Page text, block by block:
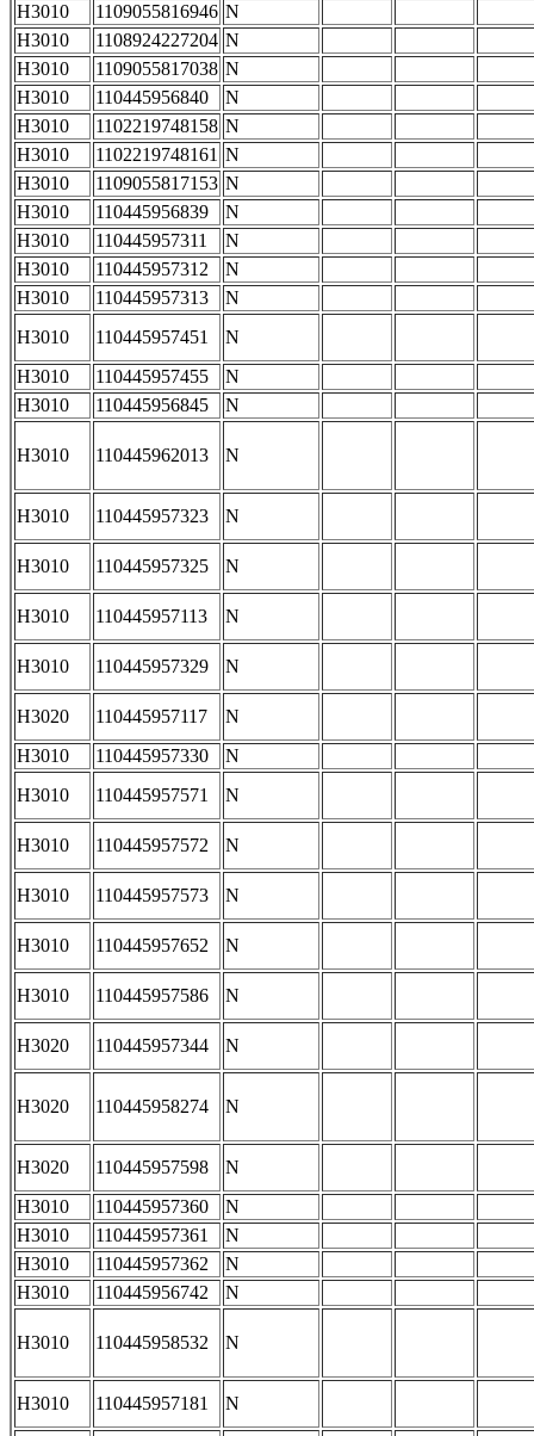
H3010
1109055816946 N
H3010
1108924227204 N
H3010
1109055817038 N
H3010
110445956840
N
H3010
1102219748158 N
H3010
1102219748161 N
H3010
1109055817153 N
H3010
110445956839
N
H3010
110445957311
N
H3010
110445957312
N
H3010
110445957313
N
H3010
110445957451
N
H3010
110445957455
N
H3010
110445956845 N
H3010 110445962013 N
H3010 110445957323 N
H3010 110445957325 N
H3010 110445957113 N
H3010 110445957329 N
H3020 110445957117
N
H3010
110445957330
N
H3010
110445957571 N
H3010 110445957572 N
H3010 110445957573 N
H3010 110445957652 N
H3010 110445957586 N
H3020 110445957344 N
H3020 110445958274 N
H3020 110445957598
N
H3010
110445957360
N
H3010
110445957361
N
H3010
110445957362
N
H3010
110445956742 N
H3010 110445958532 N
H3010 110445957181 N